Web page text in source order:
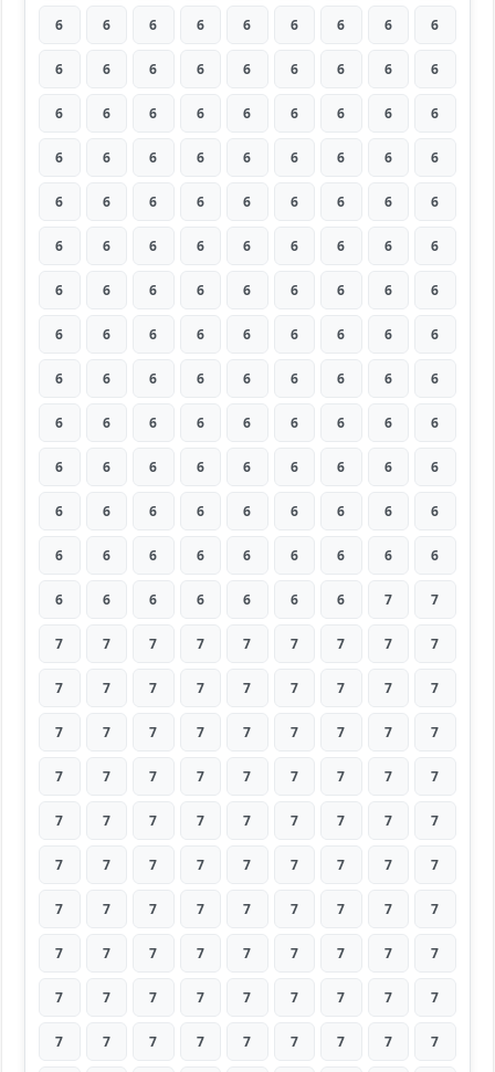
6 6 6 6 6 6 6 6 6
6 6 6 6 6 6 6 6 6
6 6 6 6 6 6 6 6 6
6 6 6 6 6 6 6 6 6
6 6 6 6 6 6 6 6 6
6 6 6 6 6 6 6 6 6
6 6 6 6 6 6 6 6 6
6 6 6 6 6 6 6 6 6
6 6 6 6 6 6 6 6 6
6 6 6 6 6 6 6 6 6
6 6 6 6 6 6 6 6 6
6 6 6 6 6 6 6 6 6
6 6 6 6 6 6 6 6 6
6 6 6 6 6 6 6 7 7
7 7 7 7 7 7 7 7 7
7 7 7 7 7 7 7 7 7
7 7 7 7 7 7 7 7 7
7 7 7 7 7 7 7 7 7
7 7 7 7 7 7 7 7 7
7 7 7 7 7 7 7 7 7
7 7 7 7 7 7 7 7 7
7 7 7 7 7 7 7 7 7
7 7 7 7 7 7 7 7 7
7 7 7 7 7 7 7 7 7